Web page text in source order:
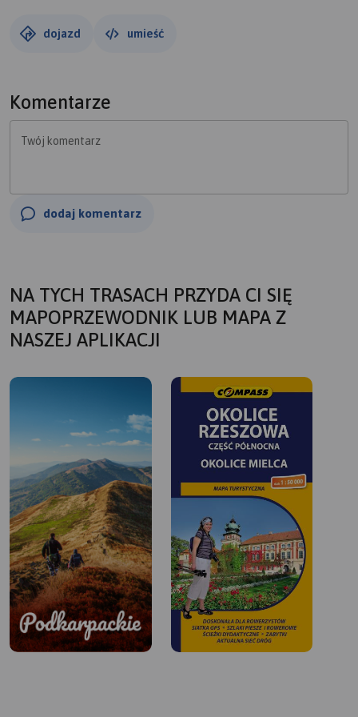
dojazd umieść
Komentarze
Twój komentarz
dodaj komentarz
NA TYCH TRASACH PRZYDA CI SIĘ
MAPOPRZEWODNIK LUB MAPA Z
NASZEJ APLIKACJI